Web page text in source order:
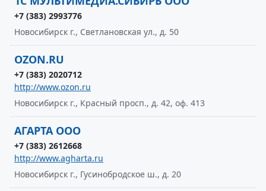
+7 (383) 2993776
Новосибирск г., Светлановская ул., д. 50
OZON.RU
+7 (383) 2020712
http://www.ozon.ru
Новосибирск г., Красный просп., д. 42, оф. 413
АГАРТА ООО
+7 (383) 2612668
http://www.agharta.ru
Новосибирск г., Гусинобродское ш., д. 20